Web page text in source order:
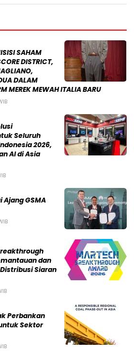
SAHAM
DISTRICT,
DALAM
MEREK MEWAH ITALIA BARU
Seluruh
2026,
AI di Asia
Ajang GSMA
dan
Siaran
Perbankan
Sektor